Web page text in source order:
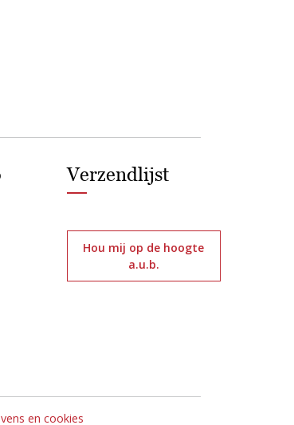
Verzendlijst
Hou mij op de hoogte
a.u.b.
en cookies